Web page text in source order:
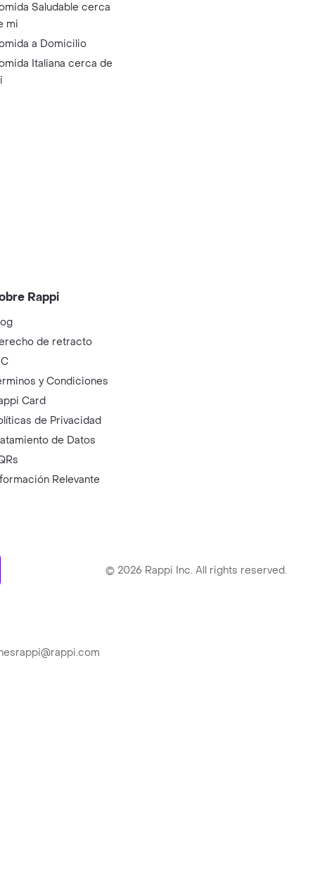
Saludable cerca
mi
a Domicilio
Italiana cerca de
Rappi
de retracto
y Condiciones
Card
de Privacidad
de Datos
Relevante
© 2026 Rappi Inc. All rights reserved.